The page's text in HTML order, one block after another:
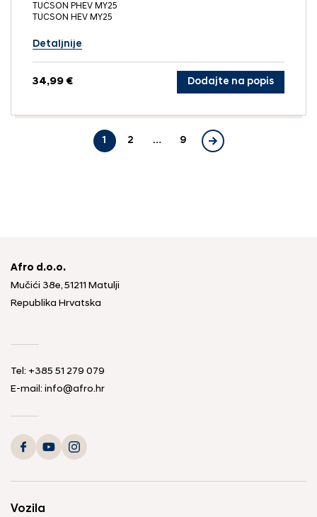
TUCSON PHEV MY25
TUCSON HEV MY25
Detaljnije
34,99 € Dodajte na popis
1 2 … 9
Afro d.o.o.
Mučići 38e, 51211 Matulji
Republika Hrvatska
Tel: +385 51 279 079
E-mail: info@afro.hr
Vozila